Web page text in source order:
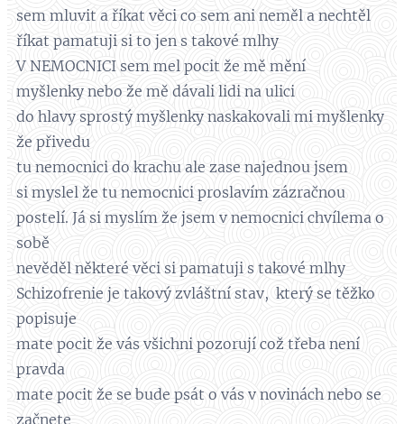
sem mluvit a říkat věci co sem ani neměl a nechtěl
říkat pamatuji si to jen s takové mlhy
V NEMOCNICI sem mel pocit že mě mění
myšlenky nebo že mě dávali lidi na ulici
do hlavy sprostý myšlenky naskakovali mi myšlenky
že přivedu
tu nemocnici do krachu ale zase najednou jsem
si myslel že tu nemocnici proslavím zázračnou
postelí. Já si myslím že jsem v nemocnici chvílema o
sobě
nevěděl některé věci si pamatuji s takové mlhy
Schizofrenie je takový zvláštní stav, který se těžko
popisuje
mate pocit že vás všichni pozorují což třeba není
pravda
mate pocit že se bude psát o vás v novinách nebo se
začnete